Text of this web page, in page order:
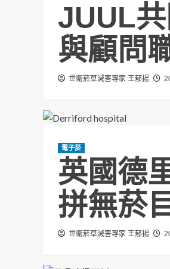
JUUL
與顧問
世衛菸草減害專家 王郁揚
電子菸
英國德
拼無菸
世衛菸草減害專家 王郁揚